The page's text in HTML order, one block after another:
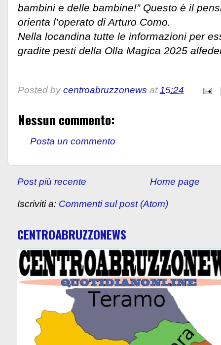
bambini e delle bambine!” Questo è il
orienta l’operato di Arturo Como.
Nella locandina tutte le informazioni per
gradite pesti della Olla Magica 2025
Posted by centroabruzzonews at15:24
Nessun commento:
Posta un commento
Post più recente Home page
Iscriviti a: Commenti sul post (Atom)
CENTROABRUZZONEWS